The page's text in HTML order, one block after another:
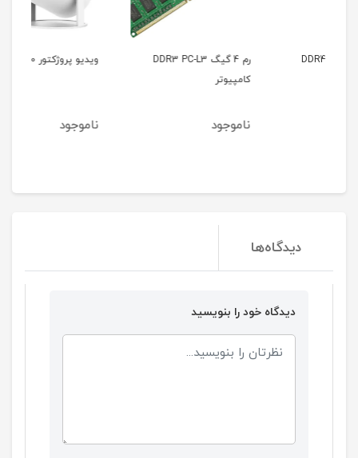
رم 4 گیگ DDR3 PC-L3
ویدیو پروژکتور 300-HY
دیدگاه‌ها
دیدگاه خود را بنویسید